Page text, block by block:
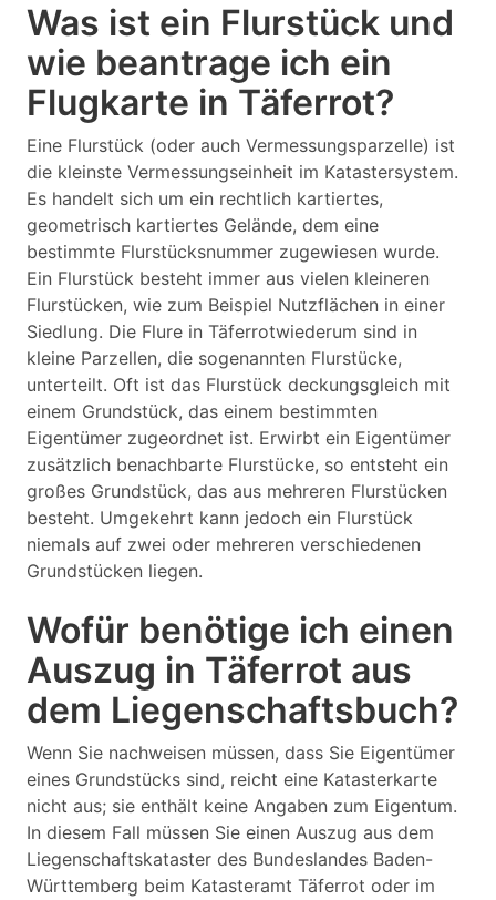
Was ist ein Flurstück und
wie beantrage ich ein
Flugkarte in Täferrot?
Eine Flurstück (oder auch Vermessungsparzelle) ist
die kleinste Vermessungseinheit im Katastersystem.
Es handelt sich um ein rechtlich kartiertes,
geometrisch kartiertes Gelände, dem eine
bestimmte Flurstücksnummer zugewiesen wurde.
Ein Flurstück besteht immer aus vielen kleineren
Flurstücken, wie zum Beispiel Nutzflächen in einer
Siedlung. Die Flure in Täferrotwiederum sind in
kleine Parzellen, die sogenannten Flurstücke,
unterteilt. Oft ist das Flurstück deckungsgleich mit
einem Grundstück, das einem bestimmten
Eigentümer zugeordnet ist. Erwirbt ein Eigentümer
zusätzlich benachbarte Flurstücke, so entsteht ein
großes Grundstück, das aus mehreren Flurstücken
besteht. Umgekehrt kann jedoch ein Flurstück
niemals auf zwei oder mehreren verschiedenen
Grundstücken liegen.
Wofür benötige ich einen
Auszug in Täferrot aus
dem Liegenschaftsbuch?
Wenn Sie nachweisen müssen, dass Sie Eigentümer
eines Grundstücks sind, reicht eine Katasterkarte
nicht aus; sie enthält keine Angaben zum Eigentum.
In diesem Fall müssen Sie einen Auszug aus dem
Liegenschaftskataster des Bundeslandes Baden-
Württemberg beim Katasteramt Täferrot oder im